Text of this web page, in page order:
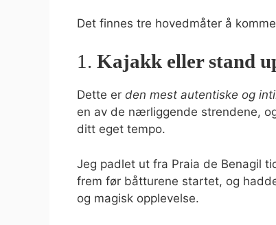
Det finnes tre hovedmåter å
1. Kajakk eller stand
Dette er den mest autentiske og
en av de nærliggende strendene,
ditt eget tempo.
Jeg padlet ut fra Praia de Benagil
frem før båtturene startet, og
og magisk opplevelse.